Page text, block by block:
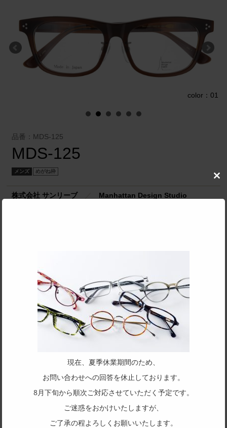
color：01
品番：MDS-125
MDS-125
メンズ めがね枠
株式会社 サンリーブ／ Manhattan Design Studio
フレーム形状
ウェリントン
主要素材(フロント)
アセテート
主要素材(テンプル)
現在、夏季休業期間のため、
お問い合わせへの回答を休止しております。
8月下旬から順次ご対応させていただく予定です。
ご迷惑をおかけいたしますが、
ご了承の程よろしくお願いいたします。